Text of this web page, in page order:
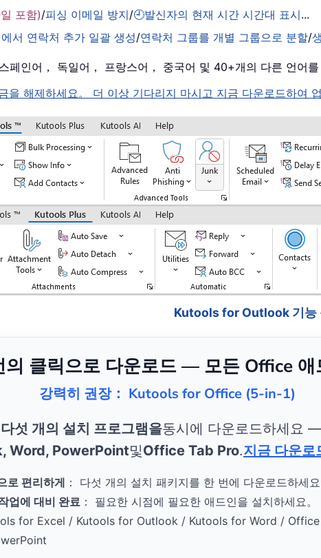
포함)/피싱 이메일 방지/🕘발신자의 현재 시간 시간대 표시...
서 연락처 추가 일괄 생성/연락처 그룹를 개별 그룹으로 분할/
인어， 독일어， 프랑스어， 중국어 및 40+개의 다른 언어를
해제하세요。 더 이상 기다리지 마시고 지금 다운로드하여
Kutools for Outlook 기능
의 클릭으로 다운로드 — 모든 Office 애
강력히 권장： Kutools for Office (5-in-1)
다섯 개의 설치 프로그램을동시에 다운로드하세요 —
Word, PowerPoint및Office Tab Pro.지금 다운로
로 편리하게 ： 다섯 개의 설치 패키지를 한 번에 다운로드하세요
업에 대비 완료 ： 필요한 시점에 필요한 애드인을 설치하세요。
for Excel / Kutools for Outlook / Kutools for Word /